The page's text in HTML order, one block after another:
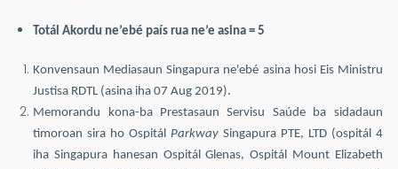
Totál Akordu ne’ebé país rua ne’e asina = 5
Konvensaun Mediasaun Singapura ne'ebé asina hosi Eis Ministru
Justisa RDTL (asina iha 07 Aug 2019).
Memorandu kona-ba Prestasaun Servisu Saúde ba sidadaun
timoroan sira ho OspitálParkway Singapura PTE, LTD (ospitál 4
iha Singapura hanesan Ospitál Glenas, Ospitál Mount Elizabeth